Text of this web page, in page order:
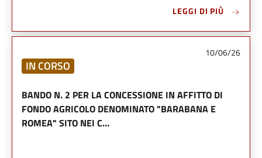
LEGGI DI PIÙ
10/06/26
IN CORSO
BANDO N. 2 PER LA CONCESSIONE IN AFFITTO DI
FONDO AGRICOLO DENOMINATO "BARABANA E
ROMEA" SITO NEI C…